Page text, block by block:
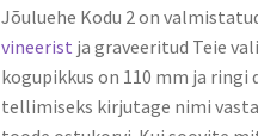
Jõuluehe Kodu 2 on
vineerist ja graveeritud Teie
kogupikkus on 110 mm ja ringi
tellimiseks kirjutage nimi